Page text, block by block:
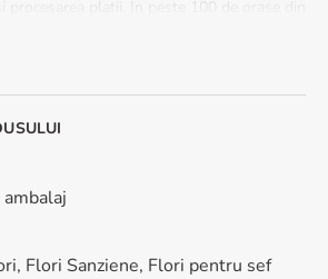
procesarea platii. In peste 100 de orase din
poti comanda tort, sampanie sau
de bujori:
vas potrivit. Asaza buchetul in apa
ferit de razele directe ale soarelui, de
de caldura. Schimba apa zilnic.
, Flori Sanziene, Flori pentru sef